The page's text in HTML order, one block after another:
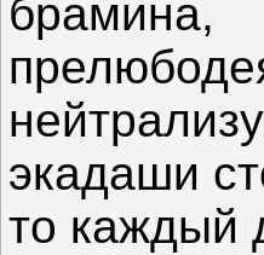
экадаши
то каждый